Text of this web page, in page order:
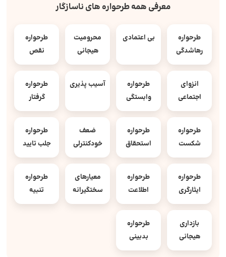
معرفی همه طرحواره های ناسازگار
طرحواره
رهاشدگی
بی اعتمادی
محرومیت
هیجانی
طرحواره
نقص
انزوای
اجتماعی
طرحواره
وابستگی
آسیب پذیری
طرحواره
گرفتار
طرحواره
شکست
طرحواره
استحقاق
ضعف
خودکنترلی
طرحواره
جلب تایید
طرحواره
ایثارگری
طرحواره
اطلاعت
معیارهای
سختگیرانه
طرحواره
تنبیه
بازداری
هیجانی
طرحواره
بدبینی